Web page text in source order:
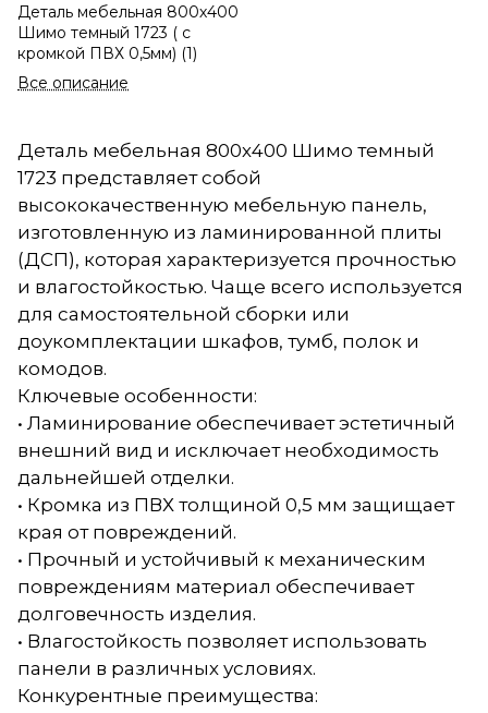
Деталь мебельная 800х400
Шимо темный 1723 ( с
кромкой ПВХ 0,5мм) (1)
Все описание
Деталь мебельная 800х400 Шимо темный
1723 представляет собой
высококачественную мебельную панель,
изготовленную из ламинированной плиты
(ДСП), которая характеризуется прочностью
и влагостойкостью. Чаще всего используется
для самостоятельной сборки или
доукомплектации шкафов, тумб, полок и
комодов.
Ключевые особенности:
• Ламинирование обеспечивает эстетичный
внешний вид и исключает необходимость
дальнейшей отделки.
• Кромка из ПВХ толщиной 0,5 мм защищает
края от повреждений.
• Прочный и устойчивый к механическим
повреждениям материал обеспечивает
долговечность изделия.
• Влагостойкость позволяет использовать
панели в различных условиях.
Конкурентные преимущества: